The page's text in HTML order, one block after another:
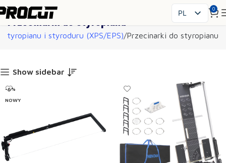
PL
FR
ES
IT
UK
RO
DE
0
Przecinarki do styropianu
styropianu i styroduru (XPS/EPS) Przecinarki do styropianu
Show sidebar
-6%
NOWY